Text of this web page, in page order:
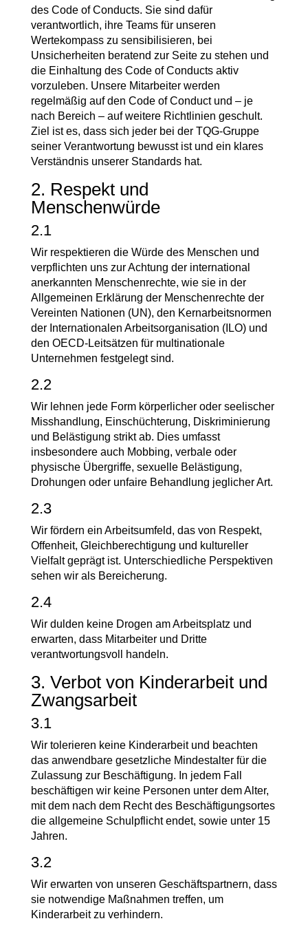
des Code of Conducts. Sie sind dafür
verantwortlich, ihre Teams für unseren
Wertekompass zu sensibilisieren, bei
Unsicherheiten beratend zur Seite zu stehen und
die Einhaltung des Code of Conducts aktiv
vorzuleben. Unsere Mitarbeiter werden
regelmäßig auf den Code of Conduct und – je
nach Bereich – auf weitere Richtlinien geschult.
Ziel ist es, dass sich jeder bei der TQG-Gruppe
seiner Verantwortung bewusst ist und ein klares
Verständnis unserer Standards hat.
2. Respekt und
Menschenwürde
2.1
Wir respektieren die Würde des Menschen und
verpflichten uns zur Achtung der international
anerkannten Menschenrechte, wie sie in der
Allgemeinen Erklärung der Menschenrechte der
Vereinten Nationen (UN), den Kernarbeitsnormen
der Internationalen Arbeitsorganisation (ILO) und
den OECD-Leitsätzen für multinationale
Unternehmen festgelegt sind.
2.2
Wir lehnen jede Form körperlicher oder seelischer
Misshandlung, Einschüchterung, Diskriminierung
und Belästigung strikt ab. Dies umfasst
insbesondere auch Mobbing, verbale oder
physische Übergriffe, sexuelle Belästigung,
Drohungen oder unfaire Behandlung jeglicher Art.
2.3
Wir fördern ein Arbeitsumfeld, das von Respekt,
Offenheit, Gleichberechtigung und kultureller
Vielfalt geprägt ist. Unterschiedliche Perspektiven
sehen wir als Bereicherung.
2.4
Wir dulden keine Drogen am Arbeitsplatz und
erwarten, dass Mitarbeiter und Dritte
verantwortungsvoll handeln.
3. Verbot von Kinderarbeit und
Zwangsarbeit
3.1
Wir tolerieren keine Kinderarbeit und beachten
das anwendbare gesetzliche Mindestalter für die
Zulassung zur Beschäftigung. In jedem Fall
beschäftigen wir keine Personen unter dem Alter,
mit dem nach dem Recht des Beschäftigungsortes
die allgemeine Schulpflicht endet, sowie unter 15
Jahren.
3.2
Wir erwarten von unseren Geschäftspartnern, dass
sie notwendige Maßnahmen treffen, um
Kinderarbeit zu verhindern.